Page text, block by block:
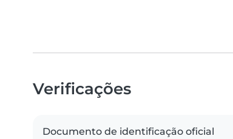
Verificações
Documento de identificação oficial